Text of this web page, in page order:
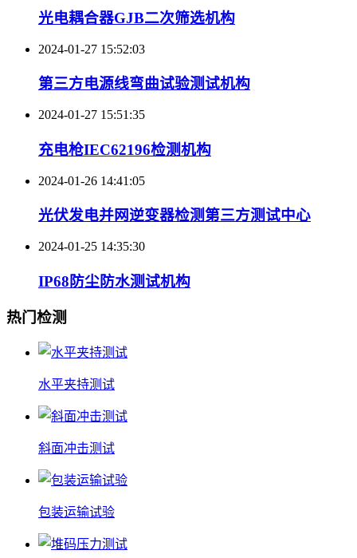
光电耦合器GJB二次筛选机构
2024-01-27 15:52:03
第三方电源线弯曲试验测试机构
2024-01-27 15:51:35
充电枪IEC62196检测机构
2024-01-26 14:41:05
光伏发电并网逆变器检测第三方测试中心
2024-01-25 14:35:30
IP68防尘防水测试机构
热门检测
水平夹持测试
斜面冲击测试
包装运输试验